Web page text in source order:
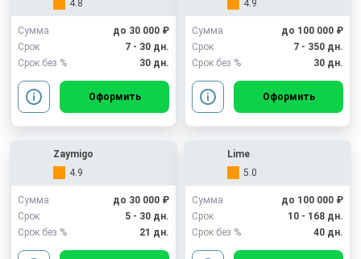
4.8
Сумма
до 30 000 ₽
Срок
7 - 30 дн.
Срок без %
30 дн.
Оформить
4.9
Сумма
до 100 000 ₽
Срок
7 - 350 дн.
Срок без %
30 дн.
Оформить
Zaymigo
4.9
Сумма
до 30 000 ₽
Срок
5 - 30 дн.
Срок без %
21 дн.
Lime
5.0
Сумма
до 100 000 ₽
Срок
10 - 168 дн.
Срок без %
40 дн.